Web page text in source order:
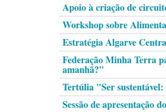
Apoio à criação de
Workshop sobre
Estratégia Algarve
Federação Minha Terra
amanhã?"
Tertúlia "Ser sustentável:
Sessão de apresentação